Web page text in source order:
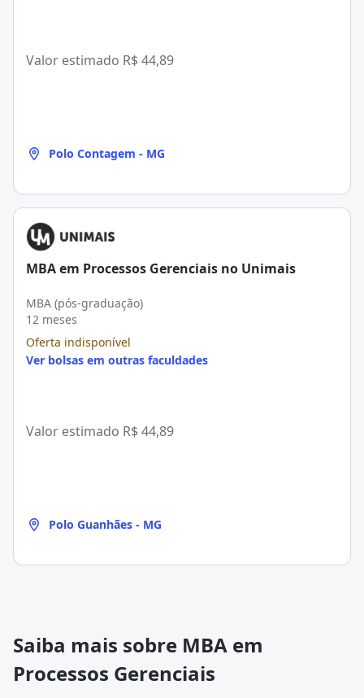
Valor estimado R$ 44,89
Polo Contagem - MG
MBA em Processos Gerenciais no Unimais
MBA (pós-graduação)
12 meses
Oferta indisponível
Ver bolsas em outras faculdades
Valor estimado R$ 44,89
Polo Guanhães - MG
Saiba mais sobre MBA em
Processos Gerenciais